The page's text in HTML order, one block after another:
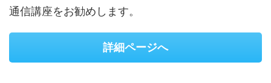
通信講座をお勧めします。
詳細ページへ